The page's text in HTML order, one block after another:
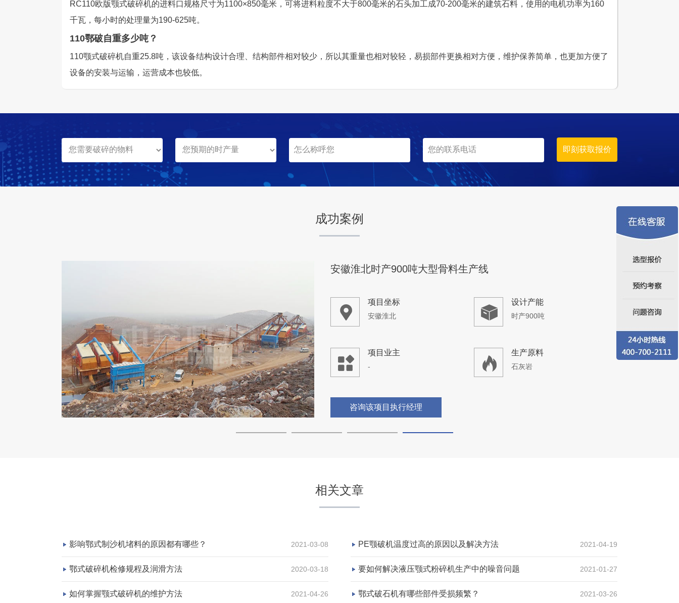
RC110欧版颚式破碎机的进料口规格尺寸为1100×850毫米，可将进料粒度不大于800毫米的石头加工成70-200毫米的建筑石料，使用的电机功率为160
千瓦，每小时的处理量为190-625吨。
110鄂破自重多少吨？
110颚式破碎机自重25.8吨，该设备结构设计合理、结构部件相对较少，所以其重量也相对较轻，易损部件更换相对方便，维护保养简单，也更加方便了
设备的安装与运输，运营成本也较低。
成功案例
项目坐标 设计产能
项目业主 生产原料
咨询该项目执行经理
安徽淮北时产900吨大型骨料生产线
项目坐标
安徽淮北
设计产能
时产900吨
项目业主
-
生产原料
石灰岩
咨询该项目执行经理
相关文章
影响鄂式制沙机堵料的原因都有哪些？ 2021-03-08 PE颚破机温度过高的原因以及解决方法 2021-04-19
鄂式破碎机检修规程及润滑方法 2020-03-18 要如何解决液压颚式粉碎机生产中的噪音问题 2021-01-27
如何掌握颚式破碎机的维护方法 2021-04-26 鄂式破石机有哪些部件受损频繁？ 2021-03-26